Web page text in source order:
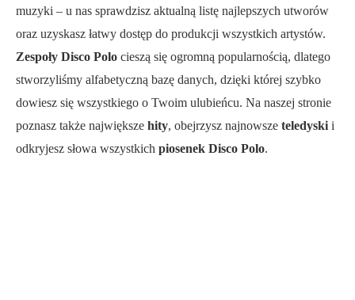
muzyki – u nas sprawdzisz aktualną listę najlepszych utworów
oraz uzyskasz łatwy dostęp do produkcji wszystkich artystów.
Zespoły Disco Polo cieszą się ogromną popularnością, dlatego
stworzyliśmy alfabetyczną bazę danych, dzięki której szybko
dowiesz się wszystkiego o Twoim ulubieńcu. Na naszej stronie
poznasz także największe hity, obejrzysz najnowsze teledyski i
odkryjesz słowa wszystkich piosenek Disco Polo.